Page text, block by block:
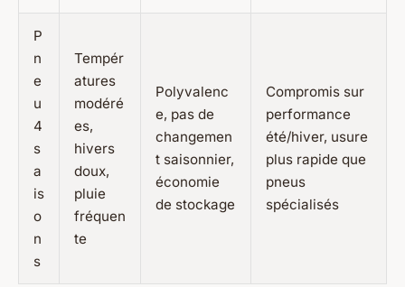
P
n
e
u
4
s
a
is
o
n
s
Tempér
atures
modéré
es,
hivers
doux,
pluie
fréquen
te
Polyvalenc
e, pas de
changemen
t saisonnier,
économie
de stockage
Compromis sur
performance
été/hiver, usure
plus rapide que
pneus
spécialisés